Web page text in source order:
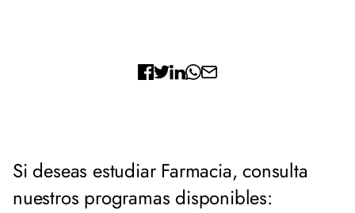
Si deseas estudiar Farmacia, consulta
nuestros programas disponibles: